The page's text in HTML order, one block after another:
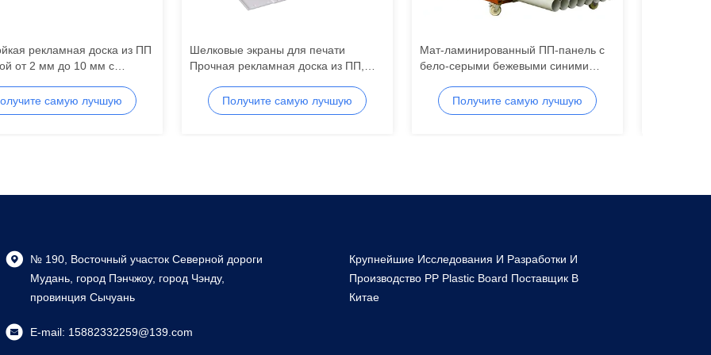
рекламная доска из ПП
от 2 мм до 10 мм с
для наружной рекламы
самую лучшую
Шелковые экраны для печати
Прочная рекламная доска из ПП,
дисплеев, выставок и маркетинговых
целей
Получите самую лучшую
Мат-ламинированный ПП-панель с
бело-серыми бежевыми синими
для профессиональных
маркетинговых дисплеев
Получите самую лучшую
№ 190, Восточный участок Северной дороги
Мудань, город Пэнчжоу, город Чэнду,
провинция Сычуань
E-mail: 15882332259@139.com
Крупнейшие Исследования И Разработки И
Производство PP Plastic Board Поставщик В
Китае